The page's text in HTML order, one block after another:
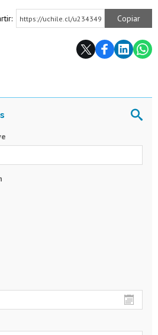
https://uchile.cl/u234349 Copiar